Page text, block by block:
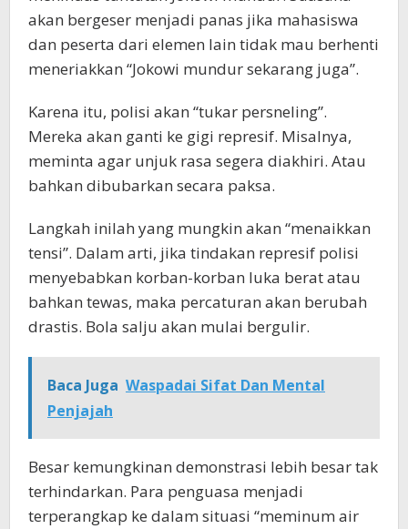
akan bergeser menjadi panas jika mahasiswa
dan peserta dari elemen lain tidak mau berhenti
meneriakkan “Jokowi mundur sekarang juga”.
Karena itu, polisi akan “tukar persneling”.
Mereka akan ganti ke gigi represif. Misalnya,
meminta agar unjuk rasa segera diakhiri. Atau
bahkan dibubarkan secara paksa.
Langkah inilah yang mungkin akan “menaikkan
tensi”. Dalam arti, jika tindakan represif polisi
menyebabkan korban-korban luka berat atau
bahkan tewas, maka percaturan akan berubah
drastis. Bola salju akan mulai bergulir.
Baca Juga Waspadai Sifat Dan Mental
Penjajah
Besar kemungkinan demonstrasi lebih besar tak
terhindarkan. Para penguasa menjadi
terperangkap ke dalam situasi “meminum air